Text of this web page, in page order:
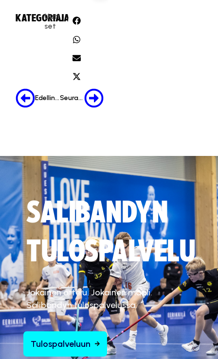
KATEGORIA:
Uuti
set
JAA:
Edellinen Seuraava
SALIBANDYN
TULOSPALVELU
Jokainen ottelu. Jokainen maali.
Salibandyn tulospalvelussa.
Tulospalveluun